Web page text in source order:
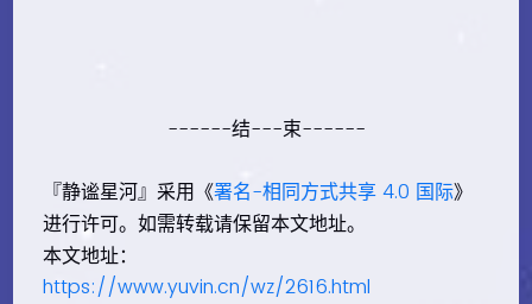
------结---束------
『静谧星河』采用《署名-相同方式共享 4.0 国际》
进行许可。如需转载请保留本文地址。
本文地址：
https://www.yuvin.cn/wz/2616.html